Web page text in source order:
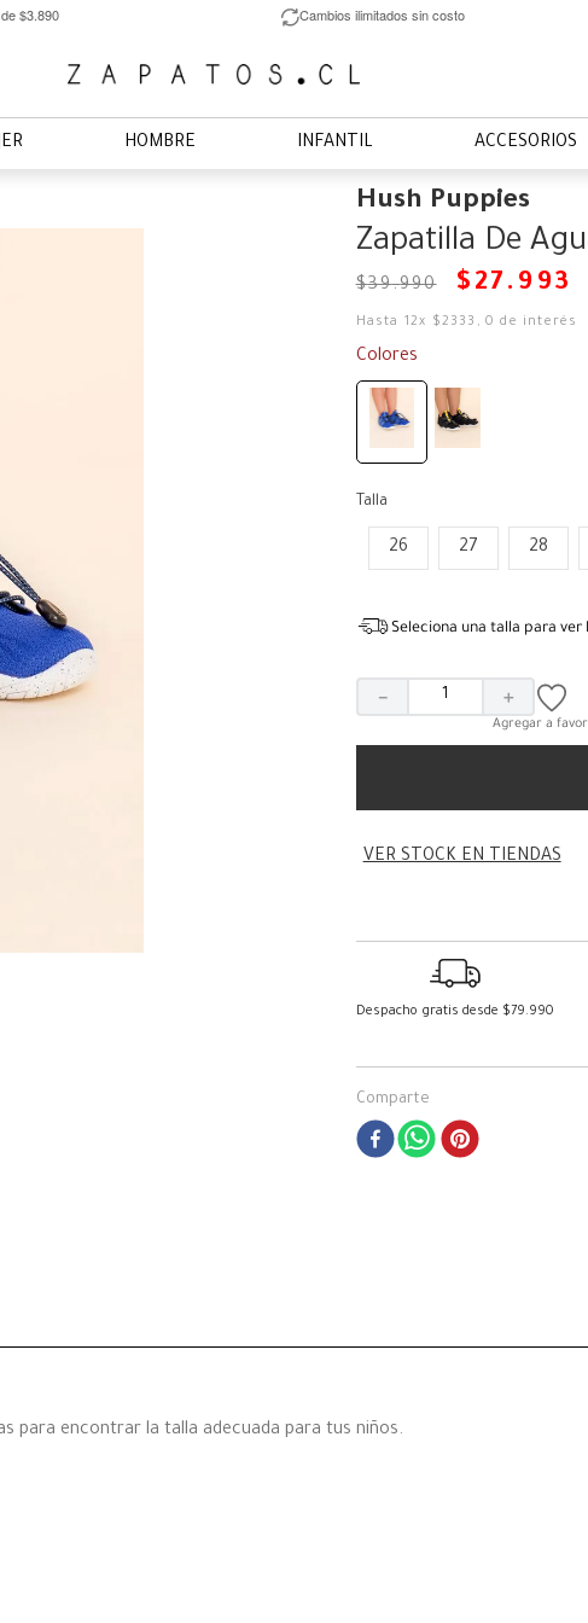
$3.890 Cambios ilimitados sin costo
HOMBRE INFANTIL ACCESORIOS
Hush Puppies
Zapatilla De
$39.990 $ 27 . 993
Hasta 12x $2333 ,0 de interés
Colores
Talla
26 27 28
Seleciona una talla para ver
＋
－
VER STOCK EN TIENDAS
Despacho gratis desde $79.990
Comparte
para encontrar la talla adecuada para tus niños.